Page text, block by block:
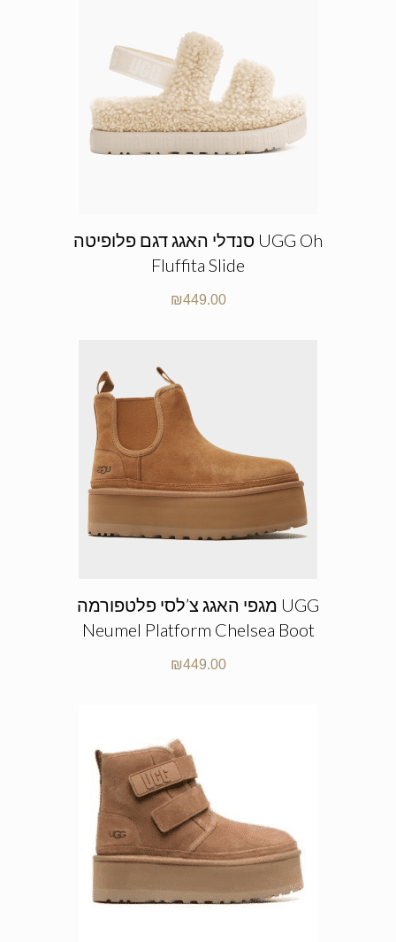
סנדלי האגג דגם פלופיטה UGG Oh
Fluffita Slide
₪449.00
מגפי האגג צ’לסי פלטפורמה UGG
Neumel Platform Chelsea Boot
₪449.00